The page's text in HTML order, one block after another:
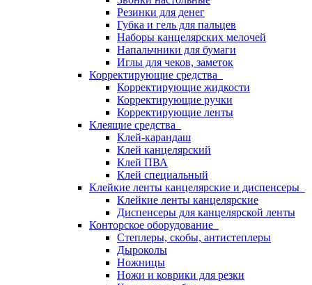
Резинки для денег
Губка и гель для пальцев
Наборы канцелярских мелочей
Напальчники для бумаги
Иглы для чеков, заметок
Корректирующие средства
Корректирующие жидкости
Корректирующие ручки
Корректирующие ленты
Клеящие средства
Клей-карандаш
Клей канцелярский
Клей ПВА
Клей специальный
Клейкие ленты канцелярские и диспенсеры
Клейкие ленты канцелярские
Диспенсеры для канцелярской ленты
Конторское оборудование
Степлеры, скобы, антистеплеры
Дыроколы
Ножницы
Ножи и коврики для резки